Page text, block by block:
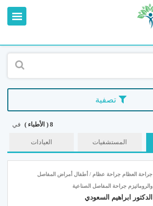
X
تسجيل الدخول
التسجيل
ابحث عن مزود الخدمة الطبية
عن ميدكس
خدماتنا
عن الاردن
تصفية
8 ( الأطباء ) في
المستشفيات العيادات
جراحة العظام جراحة عظام / أطفال أمراض المفاصل
والروماتيزم جراحة المفاصل الصناعية
الدكتور ابراهيم السعودي